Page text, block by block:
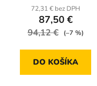
produktu
je
4,7
5
72,31 € bez DPH
87,50 €
94,12 € (–7 %)
DO KOŠÍKA